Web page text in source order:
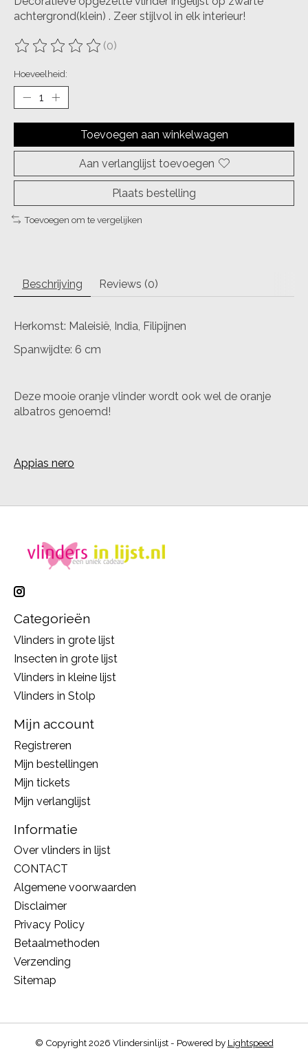
achtergrond(klein) . Zeer stijlvol in elk interieur!
De beoordeling van dit product is
(0)
Hoeveelheid:
Toevoegen aan winkelwagen
Aan verlanglijst toevoegen
Plaats bestelling
Toevoegen om te vergelijken
Beschrijving Reviews (0)
Herkomst: Maleisië, India, Filipijnen
Spanwijdte: 6 cm
Deze mooie oranje vlinder wordt ook wel de oranje
albatros genoemd!
Appias nero
Categorieën
Vlinders in grote lijst
Insecten in grote lijst
Vlinders in kleine lijst
Vlinders in Stolp
Mijn account
Registreren
Mijn bestellingen
Mijn tickets
Mijn verlanglijst
Informatie
Over vlinders in lijst
CONTACT
Algemene voorwaarden
Disclaimer
Privacy Policy
Betaalmethoden
Verzending
Sitemap
© Copyright 2026 Vlindersinlijst - Powered by Lightspeed